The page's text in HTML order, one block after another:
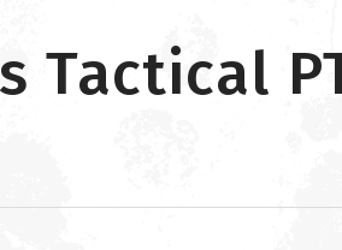
Tactical